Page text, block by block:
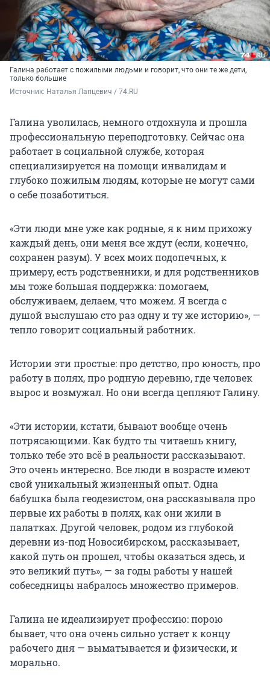
Галина работает с пожилыми людьми и говорит, что они те же дети,
только большие
Источник: Наталья Лапцевич / 74.RU
Галина уволилась, немного отдохнула и прошла
профессиональную переподготовку. Сейчас она
работает в социальной службе, которая
специализируется на помощи инвалидам и
глубоко пожилым людям, которые не могут сами
о себе позаботиться.
«Эти люди мне уже как родные, я к ним прихожу
каждый день, они меня все ждут (если, конечно,
сохранен разум). У всех моих подопечных, к
примеру, есть родственники, и для родственников
мы тоже большая поддержка: помогаем,
обслуживаем, делаем, что можем. Я всегда с
душой выслушаю сто раз одну и ту же историю», —
тепло говорит социальный работник.
Истории эти простые: про детство, про юность, про
работу в полях, про родную деревню, где человек
вырос и возмужал. Но они всегда цепляют Галину.
«Эти истории, кстати, бывают вообще очень
потрясающими. Как будто ты читаешь книгу,
только тебе это всё в реальности рассказывают.
Это очень интересно. Все люди в возрасте имеют
свой уникальный жизненный опыт. Одна
бабушка была геодезистом, она рассказывала про
первые их работы в полях, как они жили в
палатках. Другой человек, родом из глубокой
деревни из-под Новосибирском, рассказывает,
какой путь он прошел, чтобы оказаться здесь, и
это великий путь», — за годы работы у нашей
собеседницы набралось множество примеров.
Галина не идеализирует профессию: порою
бывает, что она очень сильно устает к концу
рабочего дня — выматывается и физически, и
морально.